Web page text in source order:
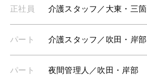
正社員 介護スタッフ／大東・三箇
パート 介護スタッフ／吹田・岸部
パート 夜間管理人／吹田・岸部